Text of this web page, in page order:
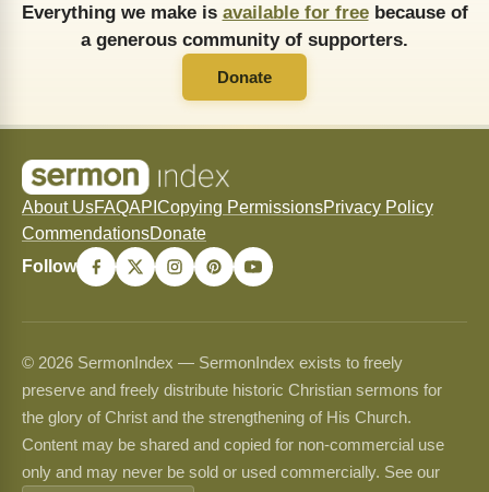
Everything we make is available for freebecause of
a generous community of supporters.
Donate
About UsFAQAPI Copying PermissionsPrivacy Policy
CommendationsDonate
Follow
© 2026 SermonIndex — SermonIndex exists to freely
preserve and freely distribute historic Christian sermons for
the glory of Christ and the strengthening of His Church.
Content may be shared and copied for non-commercial use
only and may never be sold or used commercially. See our